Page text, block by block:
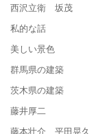
西沢立衛 坂茂
私的な話
美しい景色
群馬県の建築
茨木県の建築
藤井厚二
藤本壮介 平田晃